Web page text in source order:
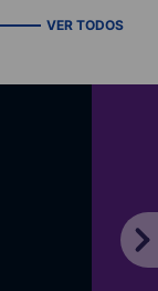
VER TODOS